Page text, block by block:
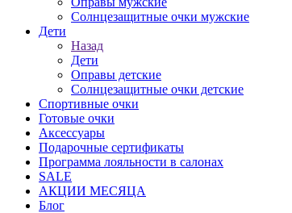
Солнцезащитные очки мужские
Дети
Назад
Дети
Оправы детские
Солнцезащитные очки детские
Спортивные очки
Готовые очки
Аксессуары
Подарочные сертификаты
Программа лояльности в салонах
SALE
АКЦИИ МЕСЯЦА
Блог